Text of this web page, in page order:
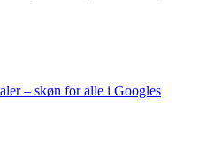
– skøn for alle i Googles